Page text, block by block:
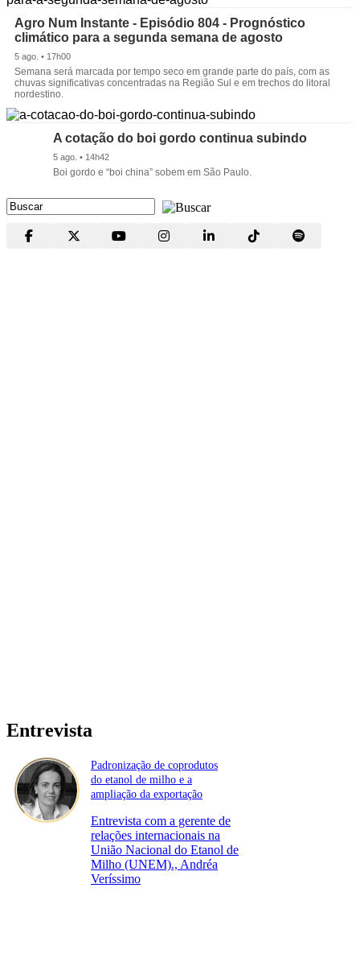
Agro Num Instante - Episódio 804 - Prognóstico
climático para a segunda semana de agosto
5 ago. • 17h00
Semana será marcada por tempo seco em grande parte do país, com as
chuvas significativas concentradas na Região Sul e em trechos do litoral
nordestino.
A cotação do boi gordo continua subindo
5 ago. • 14h42
Boi gordo e “boi china” sobem em São Paulo.
Entrevista
Padronização de coprodutos
do etanol de milho e a
ampliação da exportação
Entrevista com a gerente de
relações internacionais na
União Nacional do Etanol de
Milho (UNEM)., Andréa
Veríssimo